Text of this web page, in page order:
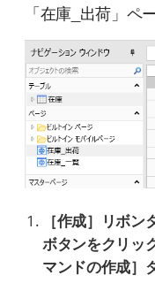
「在庫_出荷」ペ
［作成］リボン
ボタンをクリッ
マンドの作成］